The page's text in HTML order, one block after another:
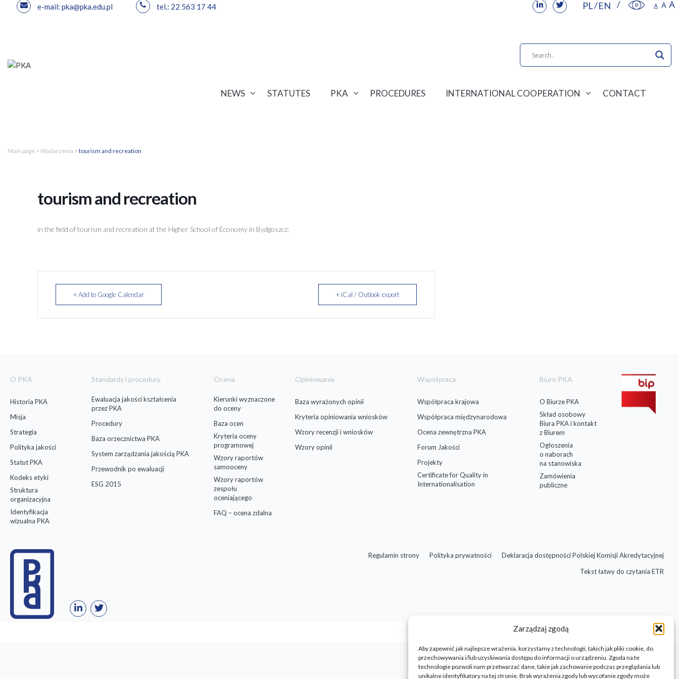
Zarządzaj zgodą
Aby zapewnić jak najlepsze wrażenia, korzystamy z technologii, takich jak pliki cookie, do
przechowywania i/lub uzyskiwania dostępu do informacji o urządzeniu. Zgoda na te
technologie pozwoli nam przetwarzać dane, takie jak zachowanie podczas przeglądania lub
unikalne identyfikatory na tej stronie. Brak wyrażenia zgody lub wycofanie zgody może
e-mail: pka@pka.edu.pl tel.: 22 563 17 44 PL EN
NEWS STATUTES PKA PROCEDURES INTERNATIONAL COOPERATION CONTACT
Main page > Wydarzenia > tourism and recreation
tourism and recreation
in the field of tourism and recreation at the Higher School of Economy in Bydgoszcz;
+ Add to Google Calendar + iCal / Outlook export
O PKA
Historia PKA
Misja
Strategia
Polityka jakości
Statut PKA
Kodeks etyki
Struktura
organizacyjna
Identyfikacja
wizualna PKA
Standardy i procedury
Ewaluacja jakości kształcenia
przez PKA
Procedury
Baza orzecznictwa PKA
System zarządzania jakością PKA
Przewodnik po ewaluacji
ESG 2015
Ocena
Kierunki wyznaczone
do oceny
Baza ocen
Kryteria oceny
programowej
Wzory raportów
samooceny
Wzory raportów
zespołu
oceniającego
FAQ – ocena zdalna
Opiniowanie
Baza wyrażonych opinii
Kryteria opiniowania wniosków
Wzory recenzji i wniosków
Wzory opinii
Współpraca
Współpraca krajowa
Współpraca międzynarodowa
Ocena zewnętrzna PKA
Forum Jakości
Projekty
Certificate for Quality in
Internationalisation
Biuro PKA
O Biurze PKA
Skład osobowy
Biura PKA i kontakt
z Biurem
Ogłoszenia
o naborach
na stanowiska
Zamówienia
publiczne
Regulamin strony Polityka prywatności
Deklaracja dostępności Polskiej Komisji Akredytacyjnej
Tekst łatwy do czytania ETR